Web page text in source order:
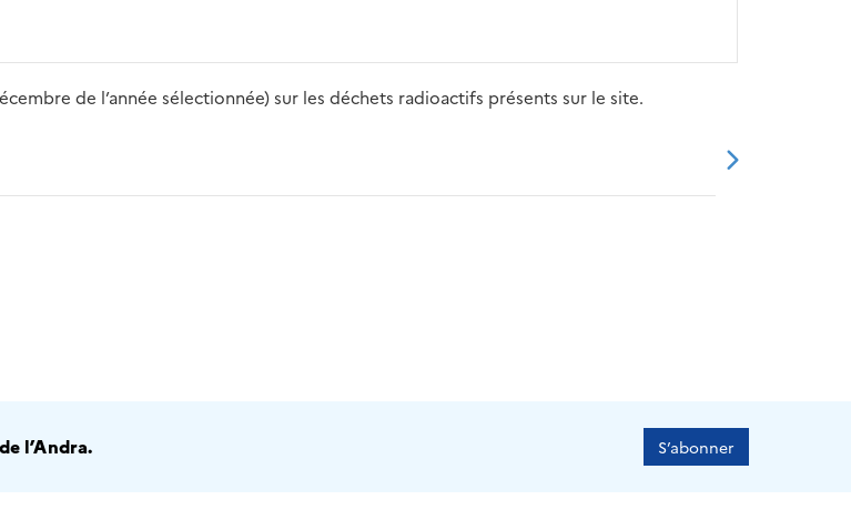
de l’année sélectionnée) sur les déchets radioactifs présents sur le site.
l’Andra. S’abonner